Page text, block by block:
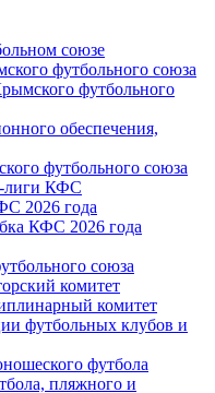
союзе
футбольного союза
футбольного
обеспечения,
футбольного союза
лиги КФС
2026 года
КФС 2026 года
союза
комитет
комитет
футбольных клубов и
футбола
пляжного и